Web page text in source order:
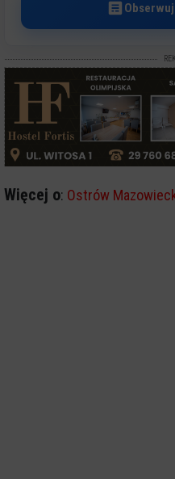
Więcej o: Ostrów